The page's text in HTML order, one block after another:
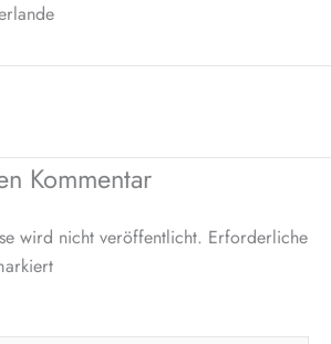
Kommentar
wird nicht veröffentlicht. Erforderliche